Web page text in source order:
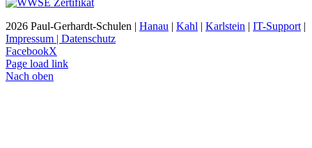
2026 Paul-Gerhardt-Schulen | Hanau | Kahl | Karlstein | IT-Support |
Impressum | Datenschutz
FacebookX
Page load link
Nach oben